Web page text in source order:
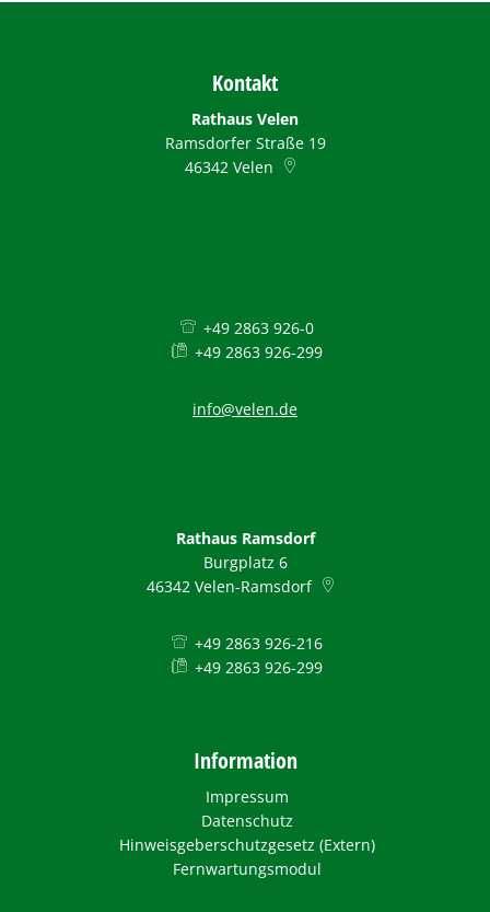
Kontakt
Rathaus Velen
Ramsdorfer Straße 19
46342 Velen
+49 2863 926-0
+49 2863 926-299
info@velen.de
Rathaus Ramsdorf
Burgplatz 6
46342 Velen-Ramsdorf
+49 2863 926-216
+49 2863 926-299
Information
Impressum
Datenschutz
Hinweisgeberschutzgesetz (Extern)
Fernwartungsmodul